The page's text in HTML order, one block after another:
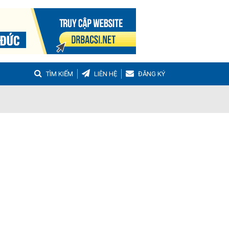
TÌM KIẾM LIÊN HỆ ĐĂNG KÝ
Tọa